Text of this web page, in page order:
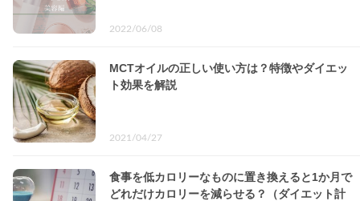
2022/06/08
MCTオイルの正しい使い方は？特徴やダイエッ
ト効果を解説
2021/04/27
食事を低カロリーなものに置き換えると1か月で
どれだけカロリーを減らせる？（ダイエット計